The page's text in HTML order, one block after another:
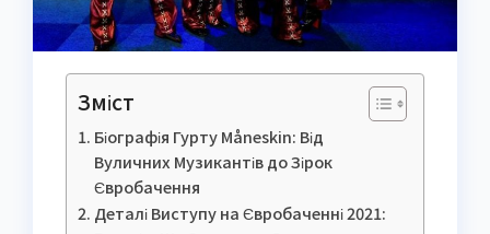
Зміст
Біографія Гурту Måneskin: Від
Вуличних Музикантів до Зірок
Євробачення
Деталі Виступу на Євробаченні 2021: